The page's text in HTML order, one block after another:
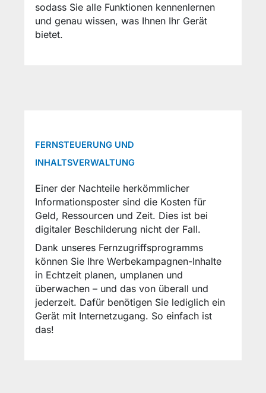
sodass Sie alle Funktionen kennenlernen
und genau wissen, was Ihnen Ihr Gerät
bietet.
FERNSTEUERUNG UND
INHALTSVERWALTUNG
Einer der Nachteile herkömmlicher
Informationsposter sind die Kosten für
Geld, Ressourcen und Zeit. Dies ist bei
digitaler Beschilderung nicht der Fall.
Dank unseres Fernzugriffsprogramms
können Sie Ihre Werbekampagnen-Inhalte
in Echtzeit planen, umplanen und
überwachen – und das von überall und
jederzeit. Dafür benötigen Sie lediglich ein
Gerät mit Internetzugang. So einfach ist
das!